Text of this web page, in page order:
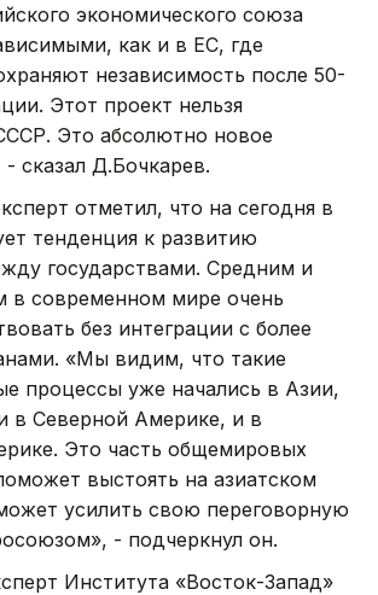
экономического союза
как и в ЕС, где
независимость после 50-
Этот проект нельзя
Это абсолютно новое
сказал Д.Бочкарев.
отметил, что на сегодня в
тенденция к развитию
государствами. Средним и
в современном мире очень
без интеграции с более
«Мы видим, что такие
процессы уже начались в Азии,
в Северной Америке, и в
Это часть общемировых
выстоять на азиатском
усилить свою переговорную
- подчеркнул он.
Института «Восток-Запад»